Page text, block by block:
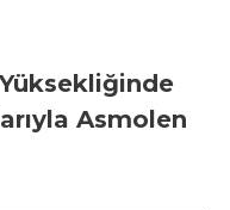
Asmolen